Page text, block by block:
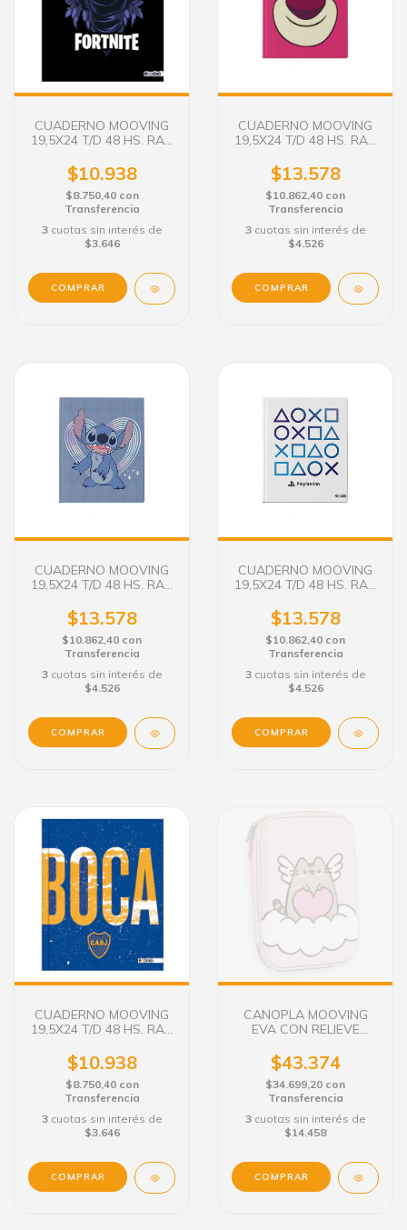
CUADERNO MOOVING
19,5X24 T/D 48 HS. RAY.
$10.938
$8.750,40 con
Transferencia
3 cuotas sin interés de
$3.646
CUADERNO MOOVING
19,5X24 T/D 48 HS. RAY.
$13.578
$10.862,40 con
Transferencia
3 cuotas sin interés de
$4.526
CUADERNO MOOVING
19,5X24 T/D 48 HS. RAY.
$13.578
$10.862,40 con
Transferencia
3 cuotas sin interés de
$4.526
CUADERNO MOOVING
19,5X24 T/D 48 HS. RAY.
$13.578
$10.862,40 con
Transferencia
3 cuotas sin interés de
$4.526
CUADERNO MOOVING
19,5X24 T/D 48 HS. RAY.
$10.938
$8.750,40 con
Transferencia
3 cuotas sin interés de
$3.646
CANOPLA MOOVING
EVA CON RELIEVE
$43.374
$34.699,20 con
Transferencia
3 cuotas sin interés de
$14.458